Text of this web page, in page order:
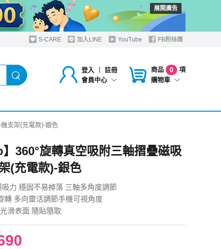
展開廣告
S-CARE 加入LINE YouTube FB粉絲團
登入 ︱
註冊
會員中心
商品 0
項
購物車
支架(充電款)-銀色
】360°旋轉真空吸附三軸摺疊磁吸
(充電款)-銀色
吸力 穩固不易掉落 三軸多角度調節
轉 多向靈活調節手機可視角度
滑表面 隨貼隨取